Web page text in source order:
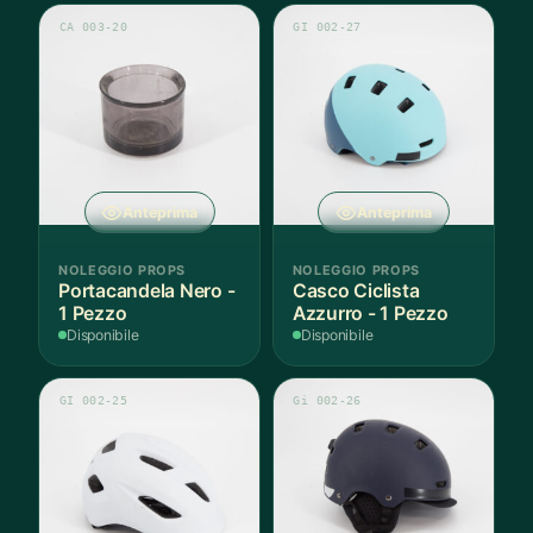
Anteprima
CA 003-20
NOLEGGIO PROPS
Portacandela Nero -
1 Pezzo
Disponibile
Anteprima
GI 002-27
NOLEGGIO PROPS
Casco Ciclista
Azzurro - 1 Pezzo
Disponibile
GI 002-25 Gi 002-26